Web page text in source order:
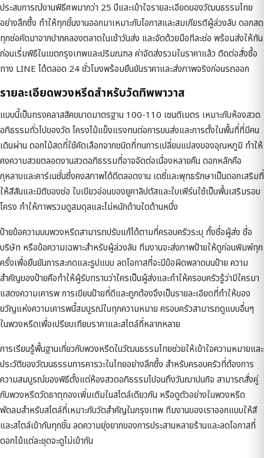
ประสบการณ์งานพิธีศพมากว่า 25 ปีและเข้าใจรายละเอียดของวัฒนธรรมไทย
อย่างลึกซึ้ง ทำให้ทุกชิ้นงานออกมาเหมาะกับโอกาสและสมเกียรติผู้ล่วงลับ ดอกสด
ทุกช่อคัดมาจากปากคลองตลาดในเช้าวันส่ง และจัดด้วยมือทีละช่อ พร้อมส่งให้ทัน
ก่อนเริ่มพิธีในเขตกรุงเทพและปริมณฑล ค่าจัดส่งรวมในราคาแล้ว ติดต่อสั่งซื้อ
ทาง LINE ได้ตลอด 24 ชั่วโมงพร้อมยืนยันราคาและส่งภาพจริงก่อนรถออก
รายละเอียดพวงหรีดสำหรับวัดทิพพาวาส
แบบนี้เป็นทรงคลาสสิคขนาดมาตรฐาน 100-110 เซนติเมตร เหมาะกับห้องสวด
อภิธรรมทั่วไปของวัด โครงไม้แข็งแรงทนต่อการขนส่งและการตั้งในพื้นที่ที่มีคน
เดินผ่าน ดอกไม้สดที่ใช้คัดเลือกจากชนิดที่ทนการเปลี่ยนแปลงของอุณหภูมิ ทำให้
คงความสวยตลอดงานสวดอภิธรรมที่อาจจัดต่อเนื่องหลายคืน ดอกหลักคือ
กุหลาบและคาร์เนชั่นซึ่งคงสภาพได้ดีตลอดงาน เดซี่และพุทธรักษาเป็นดอกเสริมที่
ให้สีสันและมิติของช่อ ใบเขียวอ่อนของยูคาลิปตัสและใบเฟิร์นใช้เป็นพื้นเสริมรอบ
โครง ทำให้ภาพรวมดูสมดุลและไม่หนักด้านใดด้านหนึ่ง
ป้ายข้อความบนพวงหรีดสามารถปรับแก้ได้ตามที่ครอบครัวระบุ ทั้งชื่อผู้ส่ง ชื่อ
บริษัท หรือข้อความเฉพาะสำหรับผู้ล่วงลับ ทีมงานจะส่งภาพป้ายให้ดูก่อนพิมพ์ทุก
ครั้งเพื่อยืนยันการสะกดและรูปแบบ ลดโอกาสที่จะมีข้อผิดพลาดบนป้าย ความ
สำคัญของป้ายคือทำให้ผู้รับทราบว่าใครเป็นผู้ส่งและทำให้ครอบครัวรู้ว่ามีใครมา
แสดงความเคารพ การเขียนป้ายที่ดีและถูกต้องจึงเป็นรายละเอียดที่ทำให้ของ
ขวัญแห่งความเคารพนี้สมบูรณ์ในทุกความหมาย ครอบครัวสามารถดูแบบอื่นๆ
ในพวงหรีดเพื่อเปรียบเทียบราคาและสไตล์ที่หลากหลาย
การเรียนรู้พื้นฐานเกี่ยวกับพวงหรีดในวัฒนธรรมไทยช่วยให้เข้าใจความหมายและ
ประวัติของวัฒนธรรมการคารวะในไทยอย่างลึกซึ้ง สำหรับครอบครัวที่ต้องการ
ความสมบูรณ์ของพิธีตั้งแต่ห้องสวดอภิธรรมไปจนถึงวันฌาปนกิจ สามารถสั่งคู่
กับพวงหรีดวัดธาตุทองเพิ่มเติมในสไตล์เดียวกัน หรือดูตัวอย่างในพวงหรีด
พัดลมสำหรับสไตล์ที่เหมาะกับวัดสำคัญในกรุงเทพ ทีมงานของเราออกแบบให้สี
และสไตล์เข้ากันทุกชิ้น ลดความยุ่งยากของการประสานหลายร้านและลดโอกาสที่
ดอกไม้แต่ละชุดจะดูไม่เข้ากัน